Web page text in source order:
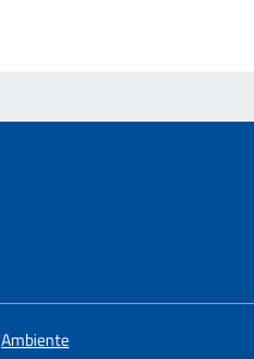
Ambiente